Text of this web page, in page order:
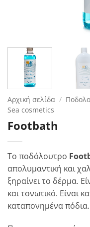
Αρχική σελίδα /
Sea cosmetics
Footbath
Το ποδόλουτρο
απολυμαντική και
ξηραίνει το δέρμα.
και τονωτικό. Είναι
καταπονημένα πόδια.